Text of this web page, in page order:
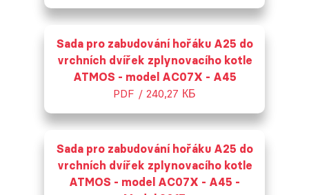
Sada pro zabudování hořáku A25 do
vrchních dvířek zplynovacího kotle
ATMOS - model AC07X - A45
PDF / 240,27 КБ
Sada pro zabudování hořáku A25 do
vrchních dvířek zplynovacího kotle
ATMOS - model AC07X - A45 -